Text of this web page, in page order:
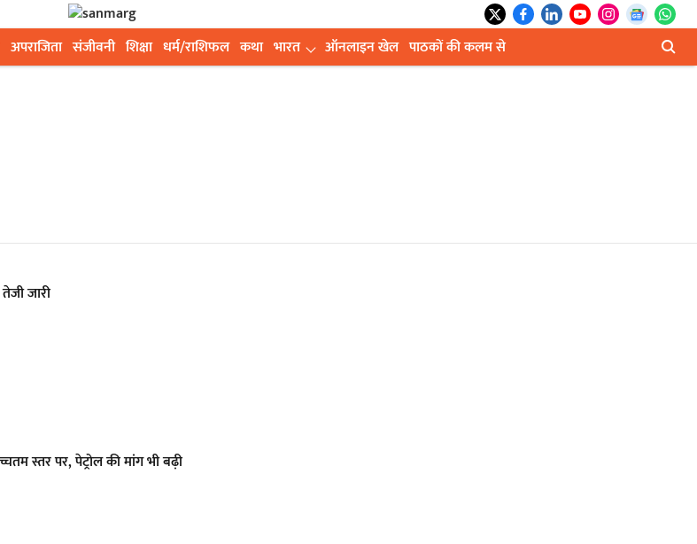
अपराजिता संजीवनी शिक्षा धर्म/राशिफल कथा भारत ऑनलाइन खेल पाठकों की कलम से
जारी
स्तर पर, पेट्रोल की मांग भी बढ़ी